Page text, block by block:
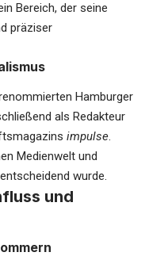
Bereich, der seine
präziser
Hamburger
als Redakteur
impulse
Medienwelt und
wurde.
und